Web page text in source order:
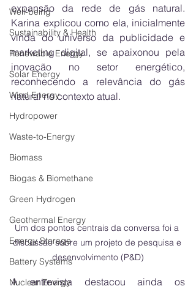
Well-being
Sustainability & Health
Renewable Energy
Solar Energy
Wind Energy
Hydropower
Waste-to-Energy
Biomass
Biogas & Biomethane
Green Hydrogen
Geothermal Energy
Energy Storage
Battery Systems
Nuclear Energy
expansão da rede de gás natural.
Karina explicou como ela, inicialmente
vinda do universo da publicidade e
marketing digital, se apaixonou pela
inovação no setor energético,
reconhecendo a relevância do gás
natural no contexto atual.
Um dos pontos centrais da conversa foi a
discussão sobre um projeto de pesquisa e
desenvolvimento (P&D)
A entrevista destacou ainda os